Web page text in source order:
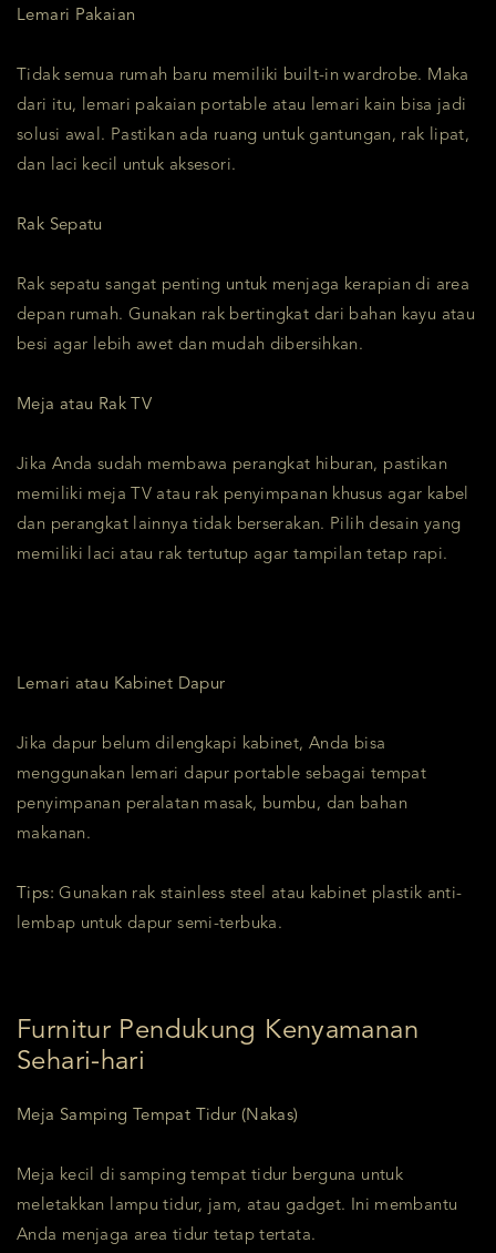
Lemari Pakaian
Tidak semua rumah baru memiliki built-in wardrobe. Maka
dari itu, lemari pakaian portable atau lemari kain bisa jadi
solusi awal. Pastikan ada ruang untuk gantungan, rak lipat,
dan laci kecil untuk aksesori.
Rak Sepatu
Rak sepatu sangat penting untuk menjaga kerapian di area
depan rumah. Gunakan rak bertingkat dari bahan kayu atau
besi agar lebih awet dan mudah dibersihkan.
Meja atau Rak TV
Jika Anda sudah membawa perangkat hiburan, pastikan
memiliki meja TV atau rak penyimpanan khusus agar kabel
dan perangkat lainnya tidak berserakan. Pilih desain yang
memiliki laci atau rak tertutup agar tampilan tetap rapi.
Lemari atau Kabinet Dapur
Jika dapur belum dilengkapi kabinet, Anda bisa
menggunakan lemari dapur portable sebagai tempat
penyimpanan peralatan masak, bumbu, dan bahan
makanan.
Tips:Gunakan rak stainless steel atau kabinet plastik anti-
lembap untuk dapur semi-terbuka.
Furnitur Pendukung Kenyamanan
Sehari-hari
Meja Samping Tempat Tidur (Nakas)
Meja kecil di samping tempat tidur berguna untuk
meletakkan lampu tidur, jam, atau gadget. Ini membantu
Anda menjaga area tidur tetap tertata.